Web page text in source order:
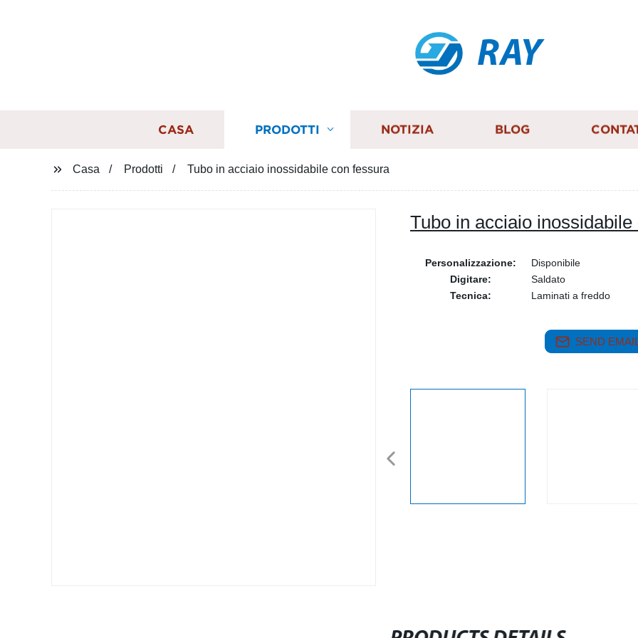
RAY
CASA PRODOTTI NOTIZIA BLOG
Casa Prodotti Tubo in acciaio inossidabile con fessura
Tubo in acciaio
Personalizzazione:
Disponibile
Digitare:
Saldato
Tecnica:
Laminati a freddo
SEND